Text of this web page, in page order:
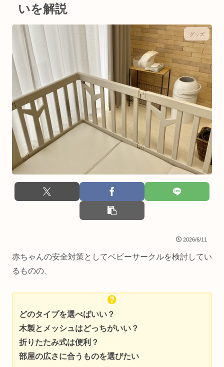
いを解説
グッズ
2026/6/11
赤ちゃんの安全対策としてベビーサークルを検討してい
るものの、
どのタイプを選べばいい？
木製とメッシュはどっちがいい？
折りたたみ式は便利？
部屋の広さに合うものを選びたい